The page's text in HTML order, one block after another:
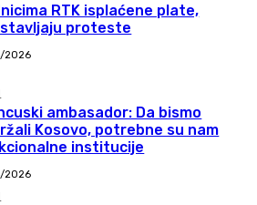
RTK isplaćene plate,
proteste
2026
ambasador: Da bismo
Kosovo, potrebne su nam
institucije
2026